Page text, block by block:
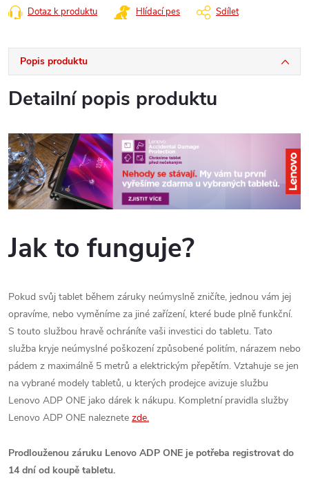
Dotaz k produktu Hlídací pes Sdílet
Popis produktu
Detailní popis produktu
Jak to funguje?
Pokud svůj tablet během záruky neúmyslně zničíte, jednou vám jej
opravíme, nebo vyměníme za jiné zařízení, které bude plně funkční.
S touto službou hravě ochráníte vaši investici do tabletu. Tato
služba kryje neúmyslné poškození způsobené politím, nárazem nebo
pádem z maximálně 5 metrů a elektrickým přepětím. Vztahuje se jen
na vybrané modely tabletů, u kterých prodejce avizuje službu
Lenovo ADP ONE jako dárek k nákupu. Kompletní pravidla služby
Lenovo ADP ONE naleznete zde.
Prodlouženou záruku Lenovo ADP ONE je potřeba registrovat do
14 dní od koupě tabletu.